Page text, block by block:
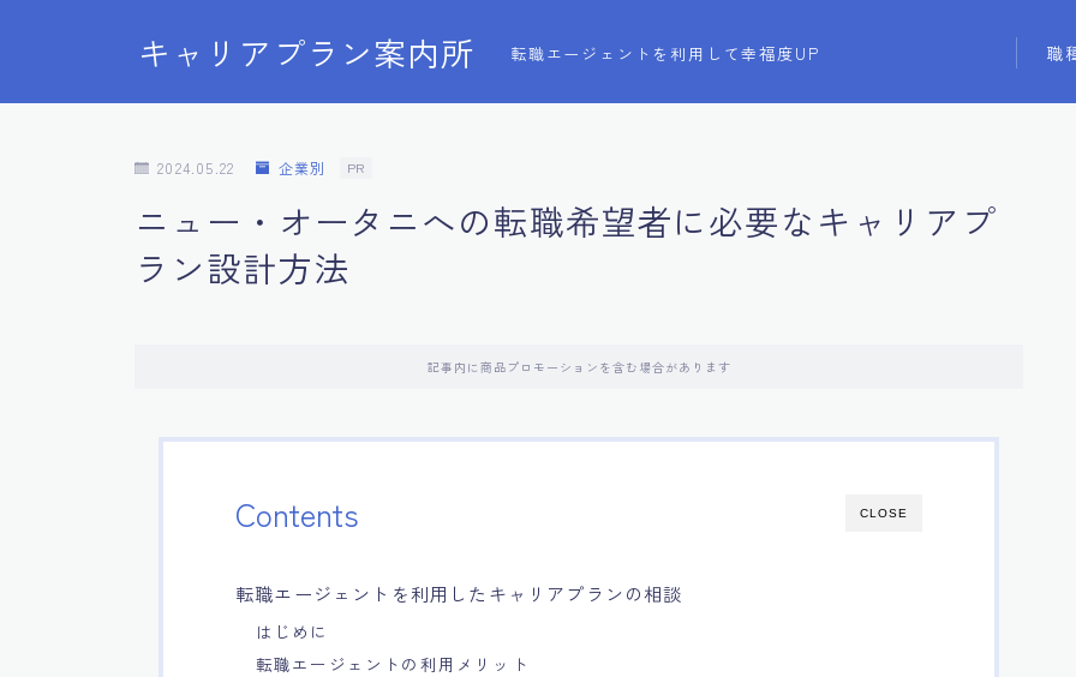
キャリアプラン案内所 転職エージェントを利用して幸福度UP 職
2024.05.22 企業別 PR
ニュー・オータニへの転職希望者に必要なキャリアプ
ラン設計方法
記事内に商品プロモーションを含む場合があります
CLOSE
Contents
転職エージェントを利用したキャリアプランの相談
はじめに
転職エージェントの利用メリット